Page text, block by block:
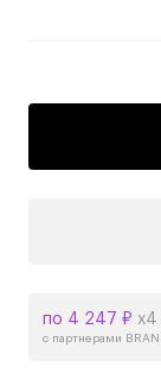
по 4 247 ₽ х4
с партнерами